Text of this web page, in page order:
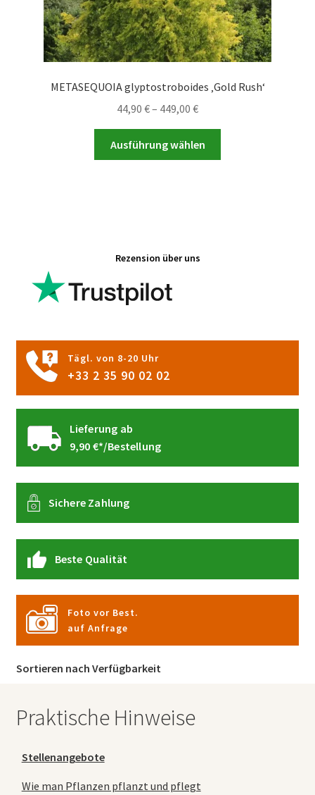
METASEQUOIA glyptostroboides ‚Gold Rush‘
44,90 €– 449,00 €Preisspanne:
bis
449,00 €
Ausführung wählen
Rezension über uns
Tägl. von 8-20 Uhr
+33 2 35 90 02 02
Lieferung ab
9,90 €*/Bestellung
Sichere Zahlung
Beste Qualität
Foto vor Best.
auf Anfrage
Sortieren nach Verfügbarkeit
Praktische Hinweise
Stellenangebote
Wie man Pflanzen pflanzt und pflegt